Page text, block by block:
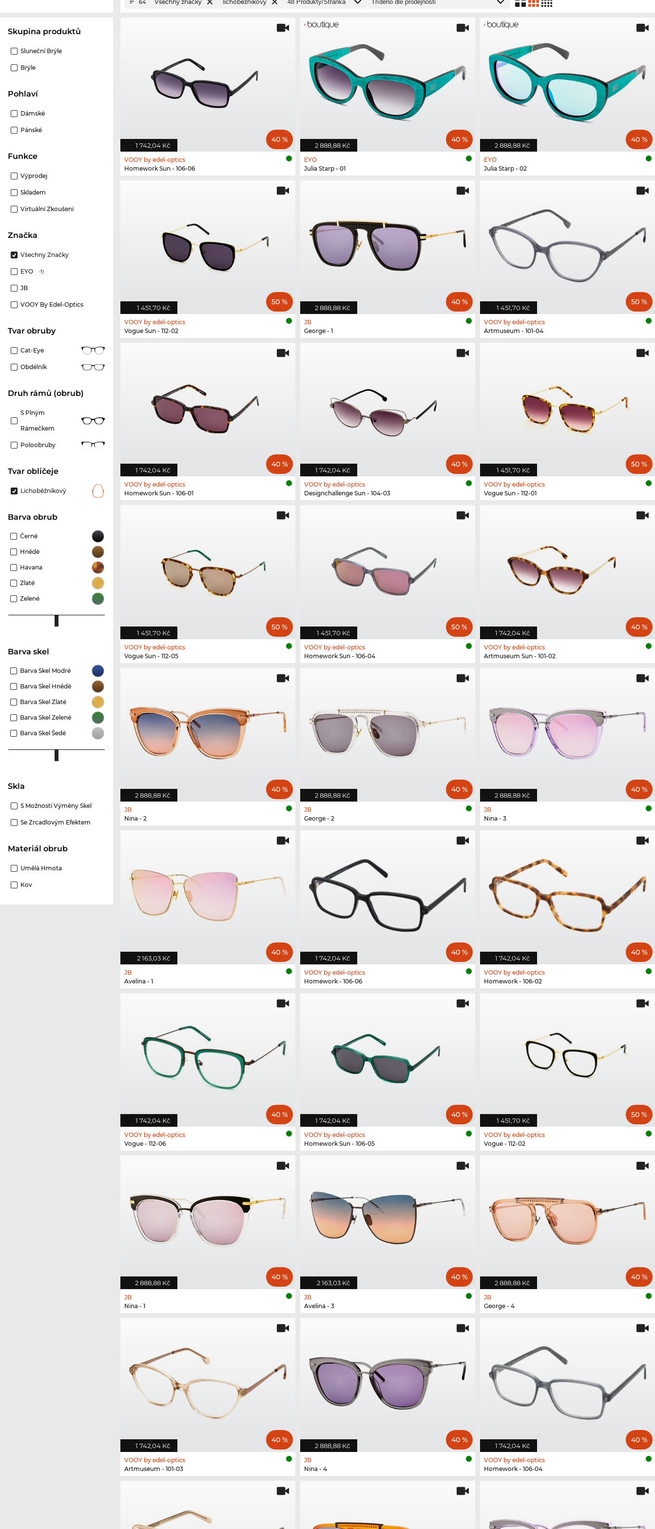
Skupina produktů
Sluneční Brýle
Brýle
Pohlaví
Dámské
Pánské
Funkce
Výprodej
Skladem
Virtuální Zkoušení
Značka
Všechny Značky
EYO
JB
VOOY By Edel-Optics
Tvar obruby
Cat-Eye
Obdélník
Druh rámů (obrub)
S Plným
Rámečkem
Poloobruby
tvar obličeje
Lichoběžníkový
Barva obrub
Černé
Hnědé
Havana
Zlaté
Zelené
Barva skel
Barva Skel Modré
Barva Skel Hnědé
Barva Skel Zlaté
Barva Skel Zelené
Barva Skel Šedé
Skla
S Možností Výměny Skel
Se Zrcadlovým Efektem
Materiál obrub
Umělá Hmota
Kov
64 Všechny značky lichoběžníkový
1 742,04 Kč
40 %
VOOY by edel-optics
Homework Sun - 106-06
2 888,88 Kč
40 %
EYO
Julia Starp - 01
2 888,88 Kč
40 %
EYO
Julia Starp - 02
1 451,70 Kč
50 %
VOOY by edel-optics
Vogue Sun - 112-02
2 888,88 Kč
40 %
JB
George - 1
1 451,70 Kč
50 %
VOOY by edel-optics
Artmuseum - 101-04
1 742,04 Kč
40 %
VOOY by edel-optics
Homework Sun - 106-01
1 742,04 Kč
40 %
VOOY by edel-optics
Designchallenge Sun - 104-03
1 451,70 Kč
50 %
VOOY by edel-optics
Vogue Sun - 112-01
1 451,70 Kč
50 %
VOOY by edel-optics
Vogue Sun - 112-05
1 451,70 Kč
50 %
VOOY by edel-optics
Homework Sun - 106-04
1 742,04 Kč
40 %
VOOY by edel-optics
Artmuseum Sun - 101-02
2 888,88 Kč
40 %
JB
Nina - 2
2 888,88 Kč
40 %
JB
George - 2
2 888,88 Kč
40 %
JB
Nina - 3
2 163,03 Kč
40 %
JB
Avelina - 1
1 742,04 Kč
40 %
VOOY by edel-optics
Homework - 106-06
1 742,04 Kč
40 %
VOOY by edel-optics
Homework - 106-02
1 742,04 Kč
40 %
VOOY by edel-optics
Vogue - 112-06
1 742,04 Kč
40 %
VOOY by edel-optics
Homework Sun - 106-05
1 451,70 Kč
50 %
VOOY by edel-optics
Vogue - 112-02
2 888,88 Kč
40 %
JB
Nina - 1
2 163,03 Kč
40 %
JB
Avelina - 3
2 888,88 Kč
40 %
JB
George - 4
1 742,04 Kč
40 %
VOOY by edel-optics
Artmuseum - 101-03
2 888,88 Kč
40 %
JB
Nina - 4
1 742,04 Kč
40 %
VOOY by edel-optics
Homework - 106-04